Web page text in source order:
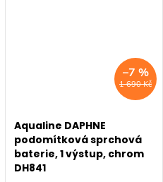
1 690 Kč
–7 %
Aqualine DAPHNE
podomítková sprchová
baterie, 1 výstup, chrom
DH841